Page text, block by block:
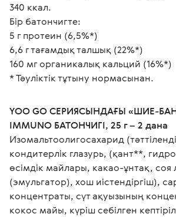
340 ккал.
Бір батончигте:
5 г протеин (6,5%*)
6,6 г тағамдық талшық (22%*)
160 мг органикалық кальций (16%*)
* Тәуліктік тұтыну нормасынан.
YOO GO СЕРИЯСЫНДАҒЫ «ШИЕ-
IMMUNO БАТОНЧИГІ, 25 г – 2 дана
Изомальтоолигосахарид
кондитерлік глазурь, (қант**,
өсімдік майлары, какао-ұнтақ, соя
(эмульгатор), хош иістендіргіш),
концентраты, сүт ақуызының
кокос майы, күріш себілген